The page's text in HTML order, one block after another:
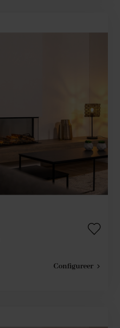
Configureer